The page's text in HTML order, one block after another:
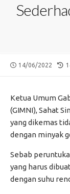
PUBLISHED
14/06/2022
Ketua Umum
(GIMNI), Sahat
yang dikemas
dengan minyak
Sebab
yang harus
dengan suhu